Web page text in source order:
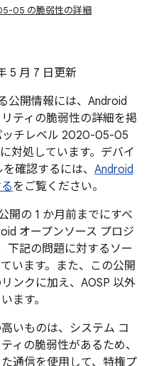
05 の脆弱性の詳細
5 月 7 日更新
公開情報には、Android
ティの脆弱性の詳細を掲
ッチレベル 2020-05-05
対処しています。デバイ
確認するには、 Android
をご覧ください。
開の 1 か月前までにすべ
オープンソース プロジ
下記の問題に対するソー
います。また、この公開
ンクに加え、AOSP 以外
ます。
いものは、システム コ
ィの脆弱性があるため、
通信を使用して、特権プ